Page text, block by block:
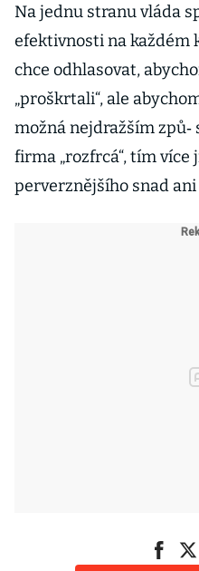
Na jednu stranu vláda
efektivnosti na každém
chce odhlasovat,
„proškrtali“, ale
možná nejdražším způ‑
firma „rozfrcá“, tím
perverznějšího snad